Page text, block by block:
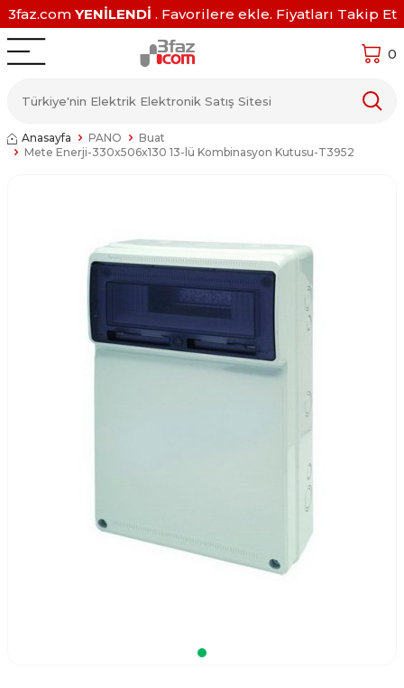
3faz.com YENİLENDİ . Favorilere ekle. Fiyatları Takip Et
0
Anasayfa PANO
Buat
Mete Enerji-330x506x130 13-lü Kombinasyon Kutusu-T3952